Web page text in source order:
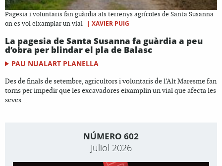
Pagesia i voluntaris fan guàrdia als terrenys agrícoles de Santa Susanna
on es vol eixamplar un vial
| XAVIER PUIG
La pagesia de Santa Susanna fa guàrdia a peu
d’obra per blindar el pla de Balasc
PAU NUALART PLANELLA
Des de finals de setembre, agricultors i voluntaris de l’Alt Maresme fan
torns per impedir que les excavadores eixamplin un vial que afecta les
seves...
NÚMERO 602
Juliol 2026